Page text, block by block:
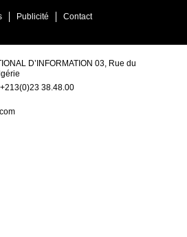
Publicité Contact
D’INFORMATION 03, Rue du
38.48.00